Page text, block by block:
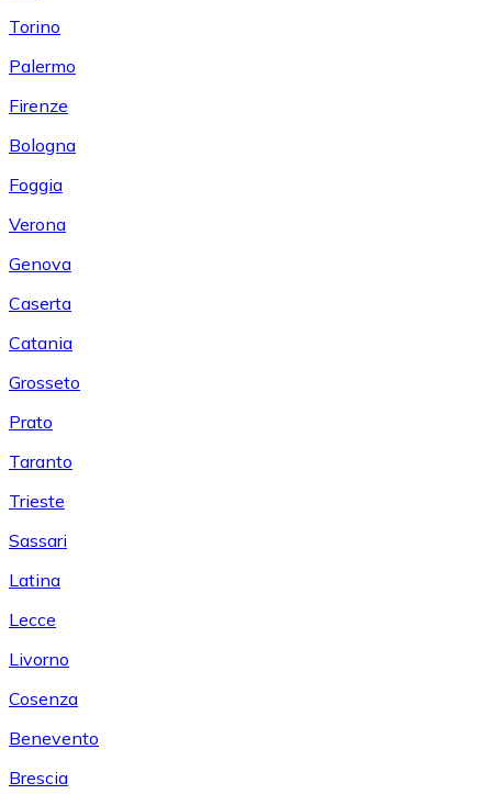
Torino
Palermo
Firenze
Bologna
Foggia
Verona
Genova
Caserta
Catania
Grosseto
Prato
Taranto
Trieste
Sassari
Latina
Lecce
Livorno
Cosenza
Benevento
Brescia